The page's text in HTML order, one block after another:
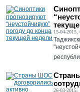
15-04-2015,
26-03-2015,